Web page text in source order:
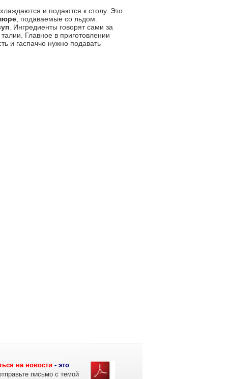
и подаются к столу. Это
, подаваемые со льдом.
. Ингредиенты говорят сами за
Главное в приготовлении
и гаспаччо нужно подавать
на новости - это
письмо с темой